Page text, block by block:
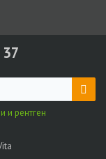
и рентген